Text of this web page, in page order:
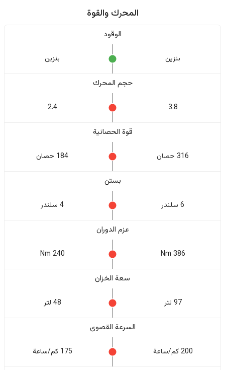
المحرك والقوة
الوقود
بنزين بنزين
حجم المحرك
3.8
2.4
قوة الحصانية
316 حصان 184 حصان
بستن
6 سلندر 4 سلندر
عزم الدوران
386 Nm
240 Nm
سعة الخزان
97 لتر 48 لتر
السرعة القصوى
200 كم/ساعة 175 كم/ساعة